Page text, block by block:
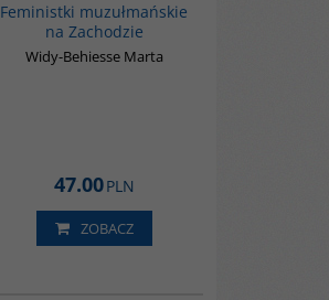
Feministki muzułmańskie
na Zachodzie
Widy-Behiesse Marta
47.00PLN
ZOBACZ